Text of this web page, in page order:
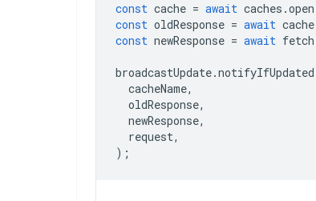
const cache = await caches .open
const oldResponse = await cache
const newResponse = await fetch
broadcastUpdate.notifyIfUpdated
cacheName,
oldResponse,
newResponse,
request,
);